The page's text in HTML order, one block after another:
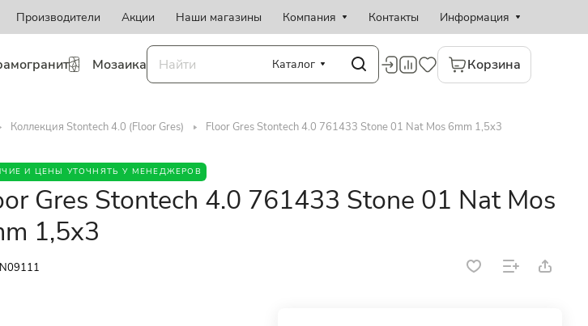
Производители Акции Наши магазины Компания Контакты Информация
Мозаика Каталог Корзина
Коллекция Stontech 4.0 (Floor Gres) Floor Gres Stontech 4.0 761433 Stone 01 Nat Mos 6mm 1,5x3
И ЦЕНЫ УТОЧНЯТЬ У МЕНЕДЖЕРОВ
Gres Stontech 4.0 761433 Stone 01 Nat Mos
1,5x3